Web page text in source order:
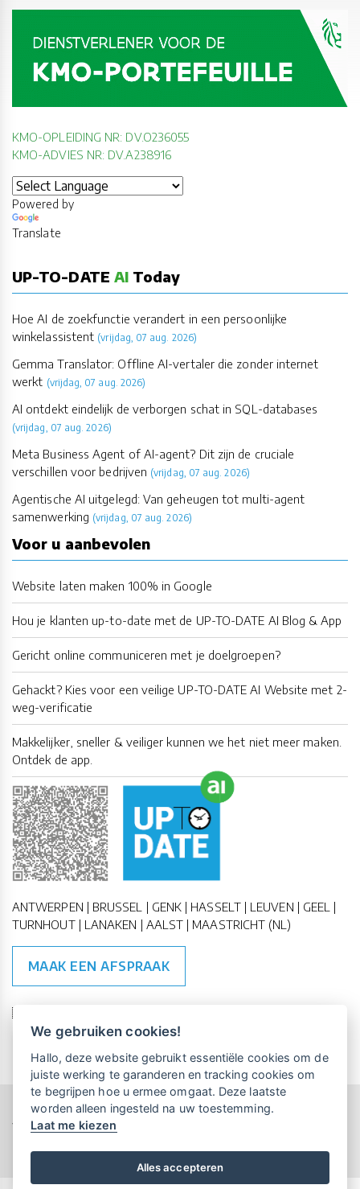
KMO-OPLEIDING NR: DV.O236055
KMO-ADVIES NR: DV.A238916
Powered by
Translate
UP-TO-DATE AI Today
Hoe AI de zoekfunctie verandert in een persoonlijke
winkelassistent (vrijdag, 07 aug. 2026)
Gemma Translator: Offline AI-vertaler die zonder internet
werkt (vrijdag, 07 aug. 2026)
AI ontdekt eindelijk de verborgen schat in SQL-databases
(vrijdag, 07 aug. 2026)
Meta Business Agent of AI-agent? Dit zijn de cruciale
verschillen voor bedrijven (vrijdag, 07 aug. 2026)
Agentische AI uitgelegd: Van geheugen tot multi-agent
samenwerking (vrijdag, 07 aug. 2026)
Voor u aanbevolen
Website laten maken 100% in Google
Hou je klanten up-to-date met de UP-TO-DATE AI Blog & App
Gericht online communiceren met je doelgroepen?
Gehackt? Kies voor een veilige UP-TO-DATE AI Website met 2-
weg-verificatie
Makkelijker, sneller & veiliger kunnen we het niet meer maken.
Ontdek de app.
ANTWERPEN | BRUSSEL | GENK | HASSELT | LEUVEN | GEEL |
TURNHOUT | LANAKEN | AALST | MAASTRICHT (NL)
MAAK EEN AFSPRAAK
🇪🇺 🇧🇪
Copyright All Rights Reserved © 2015-2026 UP-TO-DATE
WebDesign
Privacy & Cookies
Locations Algemene Voorwaarden
We gebruiken cookies!
Hallo, deze website gebruikt essentiële cookies om de
juiste werking te garanderen en tracking cookies om
te begrijpen hoe u ermee omgaat. Deze laatste
worden alleen ingesteld na uw toestemming.
Laat me kiezen
Alles accepteren
Vrijblijvende kennismaking?Boek
een persoonlijke demo.
Maandelijks gratis opleidingen